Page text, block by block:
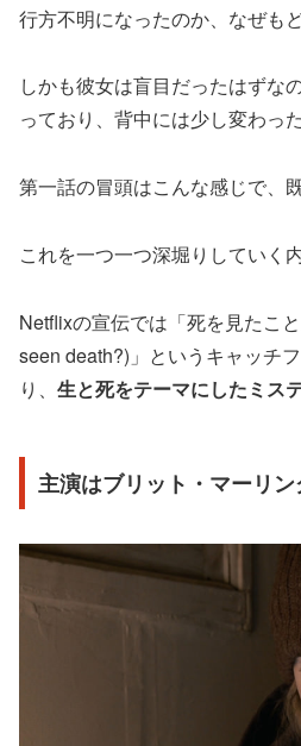
行方不明になったのか、なぜも
しかも彼女は盲目だったはずな
っており、背中には少し変わっ
第一話の冒頭はこんな感じで、
これを一つ一つ深堀りしていく
Netflixの宣伝では「死を見たこ
seen death?)」というキャッチ
り、 生と死をテーマにしたミス
主演はブリット・マーリン